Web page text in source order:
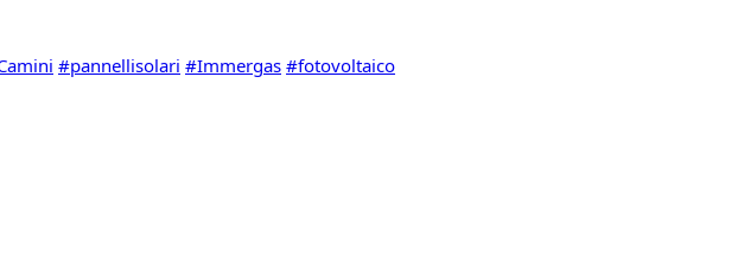
#pannellisolari #Immergas #fotovoltaico